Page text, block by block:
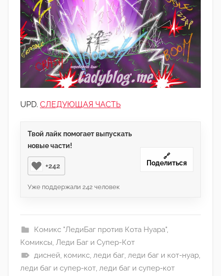
UPD. СЛЕДУЮЩАЯ ЧАСТЬ
Твой лайк помогает выпускать
новые части!
+242
Уже поддержали 242 человек
🔗
Поделиться
Комикс "ЛедиБаг против Кота Нуара",
Комиксы, Леди Баг и Супер-Кот
дисней, комикс, леди баг, леди баг и кот-нуар,
леди баг и супер-кот, леди баг и супер-кот